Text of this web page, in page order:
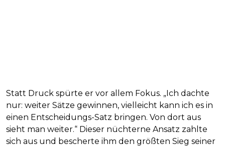
Statt Druck spürte er vor allem Fokus. „Ich dachte
nur: weiter Sätze gewinnen, vielleicht kann ich es in
einen Entscheidungs-Satz bringen. Von dort aus
sieht man weiter.“ Dieser nüchterne Ansatz zahlte
sich aus und bescherte ihm den größten Sieg seiner